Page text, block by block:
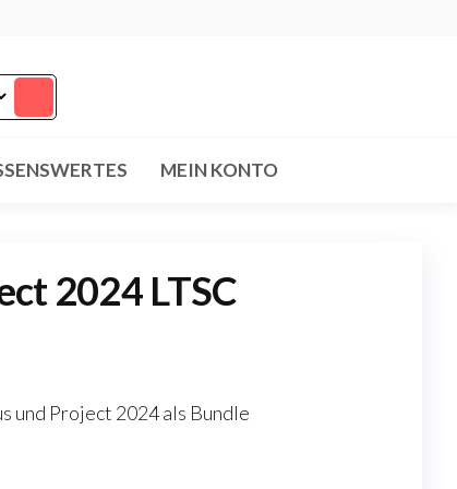
MEIN KONTO
2024 LTSC
und Project 2024 als Bundle